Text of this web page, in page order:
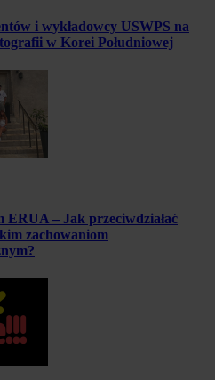
i wykładowcy USWPS na
w Korei Południowej
ERUA – Jak przeciwdziałać
zachowaniom